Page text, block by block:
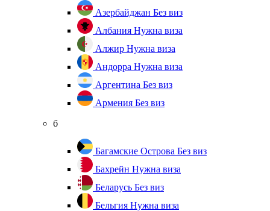
Азербайджан Без виз
Албания Нужна виза
Алжир Нужна виза
Андорра Нужна виза
Аргентина Без виз
Армения Без виз
б
Багамские Острова Без виз
Бахрейн Нужна виза
Беларусь Без виз
Бельгия Нужна виза